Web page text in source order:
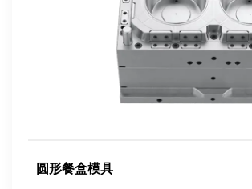
圆形餐盒模具